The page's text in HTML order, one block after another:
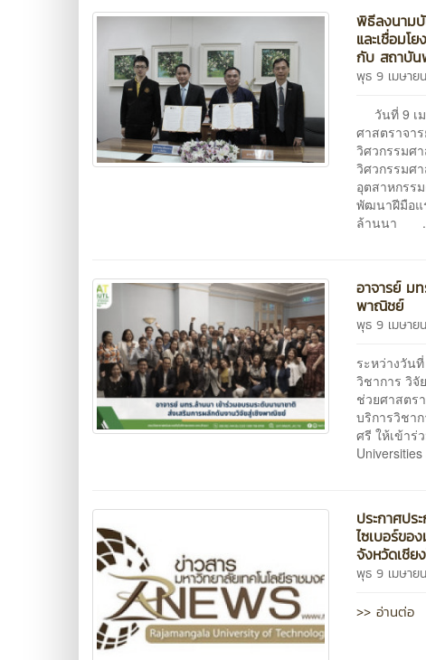
พิธีลงนามบั
และเชื่อมโ
กับ สถาบัน
พุธ 9 เมษาย
วันที่ 9 เม
ศาสตราจา
วิศวกรรมศ
วิศวกรรมศ
อุตสาหกรร
พัฒนาฝีมือแ
ล้านนา
อาจารย์ ม
พาณิชย์
พุธ 9 เมษาย
ระหว่างวัน
วิชาการ วิ
ช่วยศาสตร
บริการวิชา
ศรี ให้เข้าร่
ประกาศปร
ไซเบอร์ขอ
จังหวัดเชีย
พุธ 9 เมษาย
>> อ่านต่อ